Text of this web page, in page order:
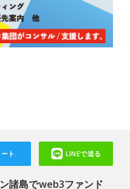
諸島でweb3ファンド
ト LINEで送る